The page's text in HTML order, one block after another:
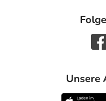
Unsere